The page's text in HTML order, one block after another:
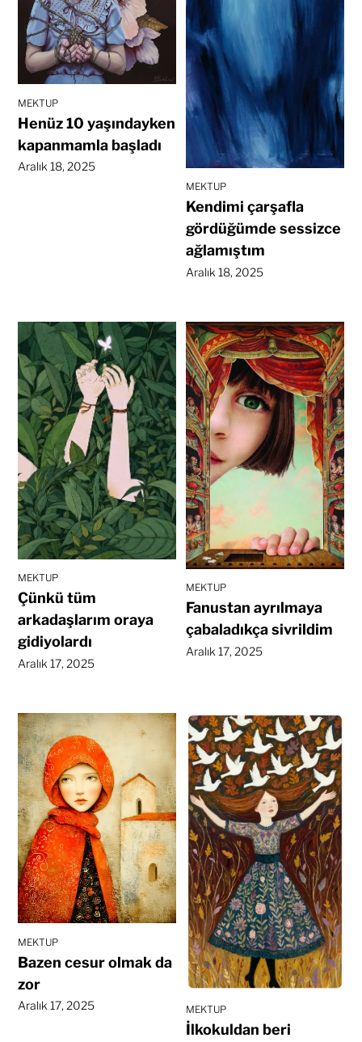
MEKTUP
Henüz 10 yaşındayken
kapanmamla başladı
Aralık 18, 2025
MEKTUP
Kendimi çarşafla
gördüğümde sessizce
ağlamıştım
Aralık 18, 2025
MEKTUP
Çünkü tüm
arkadaşlarım oraya
gidiyolardı
Aralık 17, 2025
MEKTUP
Fanustan ayrılmaya
çabaladıkça sivrildim
Aralık 17, 2025
MEKTUP
Bazen cesur olmak da
zor
Aralık 17, 2025 MEKTUP
İlkokuldan beri